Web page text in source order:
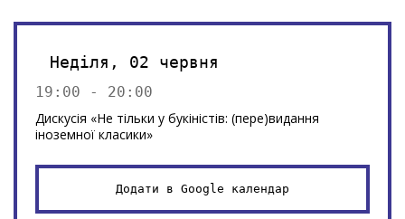
Неділя, 02 червня
19:00 - 20:00
Дискусія «Не тільки у букіністів: (пере)видання
іноземної класики»
Додати в Google календар